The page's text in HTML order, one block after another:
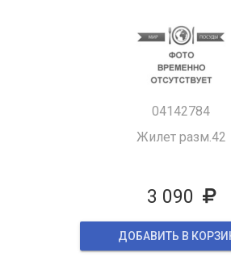
04142784
Жилет разм.42
3 090
ДОБАВИТЬ В